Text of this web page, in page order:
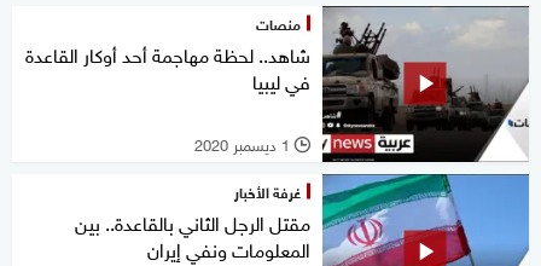
منصات
شاهد.. لحظة مهاجمة أحد أوكار القاعدة
في ليبيا
l 1 ديسمبر 2020
غرفة الأخبار
مقتل الرجل الثاني بالقاعدة.. بين
المعلومات ونفي إيران